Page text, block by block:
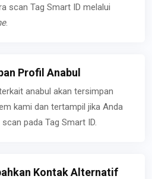
scan Tag Smart ID melalui
.
Profil Anabul
anabul akan tersimpan
kami dan tertampil jika Anda
pada Tag Smart ID.
Kontak Alternatif